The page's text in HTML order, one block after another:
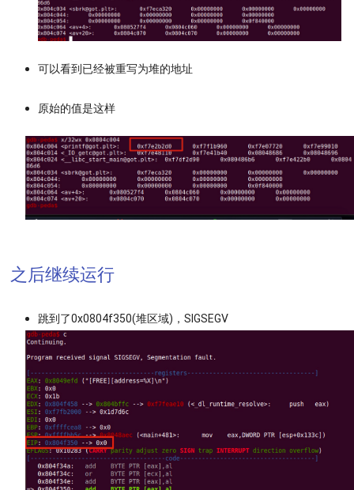
可以看到已经被重写为堆的地址
原始的值是这样
之后继续运行
跳到了0x0804f350(堆区域)，SIGSEGV